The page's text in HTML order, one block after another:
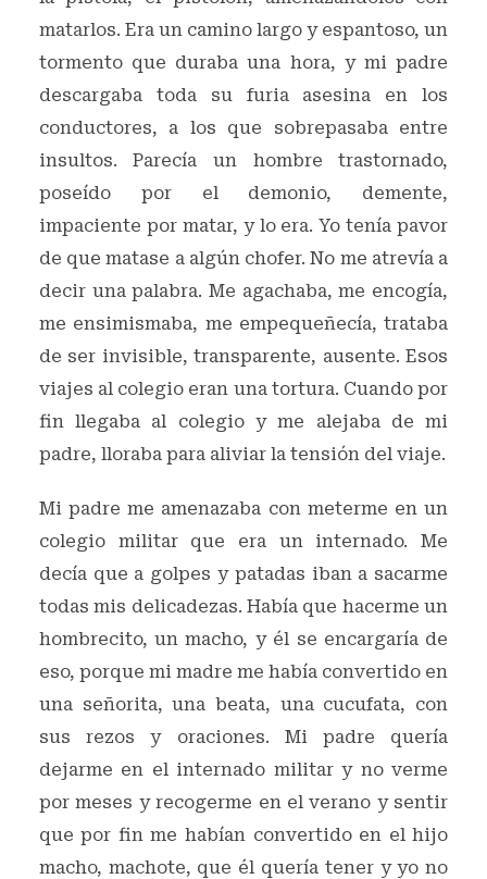
matarlos. Era un camino largo y espantoso, un
tormento que duraba una hora, y mi padre
descargaba toda su furia asesina en los
conductores, a los que sobrepasaba entre
insultos. Parecía un hombre trastornado,
poseído por el demonio, demente,
impaciente por matar, y lo era. Yo tenía pavor
de que matase a algún chofer. No me atrevía a
decir una palabra. Me agachaba, me encogía,
me ensimismaba, me empequeñecía, trataba
de ser invisible, transparente, ausente. Esos
viajes al colegio eran una tortura. Cuando por
fin llegaba al colegio y me alejaba de mi
padre, lloraba para aliviar la tensión del viaje.
Mi padre me amenazaba con meterme en un
colegio militar que era un internado. Me
decía que a golpes y patadas iban a sacarme
todas mis delicadezas. Había que hacerme un
hombrecito, un macho, y él se encargaría de
eso, porque mi madre me había convertido en
una señorita, una beata, una cucufata, con
sus rezos y oraciones. Mi padre quería
dejarme en el internado militar y no verme
por meses y recogerme en el verano y sentir
que por fin me habían convertido en el hijo
macho, machote, que él quería tener y yo no